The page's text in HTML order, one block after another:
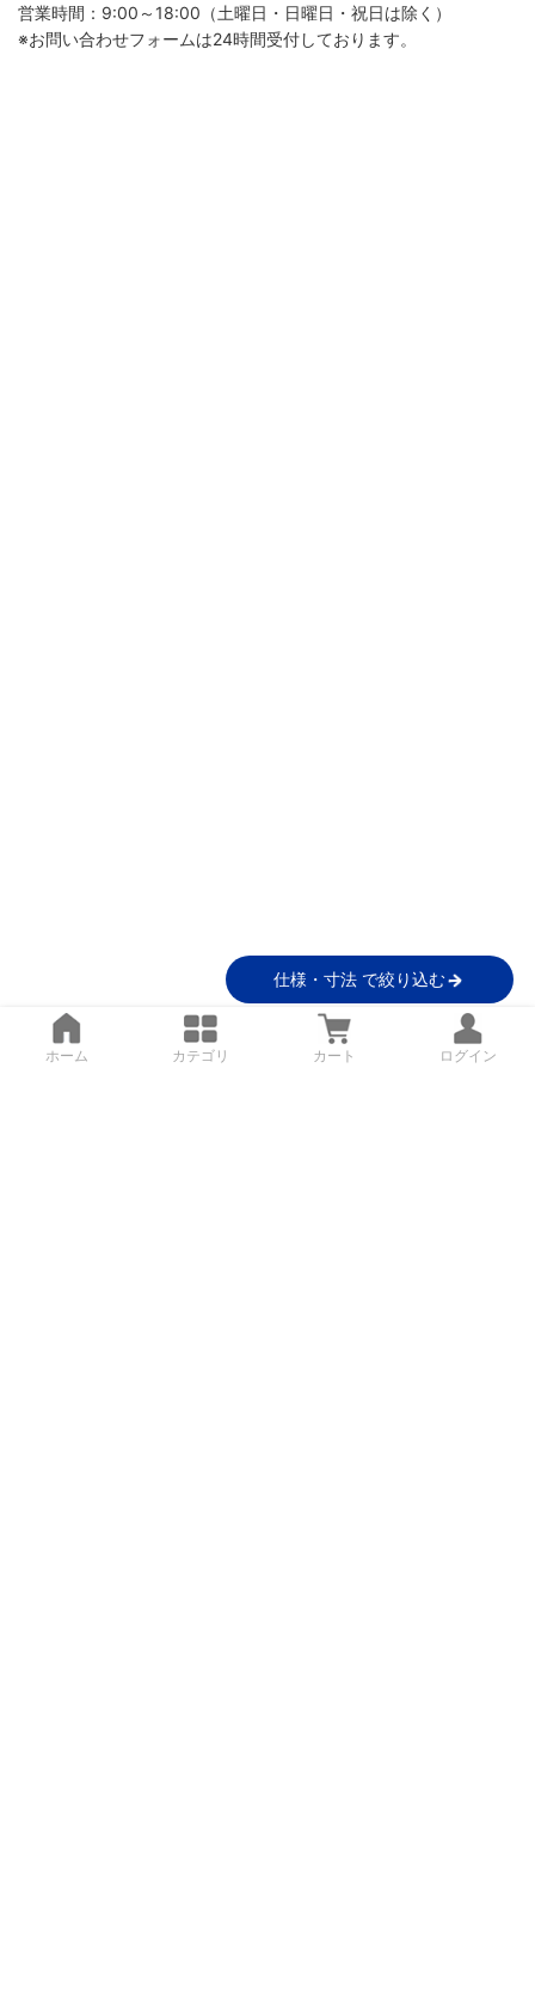
営業時間：9:00～18:00（土曜日・日曜日・祝日は除く）
※お問い合わせフォームは24時間受付しております。
仕様・寸法 で絞り込む
ホーム カテゴリ カート ログイン